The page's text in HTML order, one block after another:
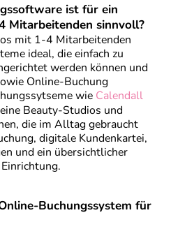
ist für ein
Mitarbeitenden sinnvoll?
mit 1-4 Mitarbeitenden
ideal, die einfach zu
werden können und
Online-Buchung
wie Calendall
Beauty-Studios und
die im Alltag gebraucht
digitale Kundenkartei,
und ein übersichtlicher
Buchungssystem für